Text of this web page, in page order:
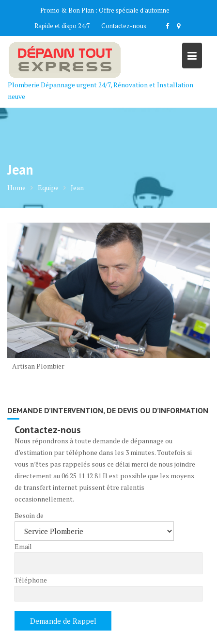
Promo & Bon Plan : Offre spéciale d'automne
Rapide et dispo 24/7
Contactez-nous
Plomberie Dépannage urgent 24/7, Rénovation et Installation
neuve
Jean
Home Equipe Jean
Artisan Plombier
DEMANDE D’INTERVENTION, DE DEVIS OU D’INFORMATION
Contactez-nous
Nous répondrons à toute demande de dépannage ou
d’estimation par téléphone dans les 3 minutes. Toutefois si
vous n’êtes pas rappelés sous ce délai merci de nous joindre
directement au 06 25 11 12 81 Il est possible que les moyens
de transfert internet puissent être ralentis
occasionnellement.
Besoin de
Email
Téléphone